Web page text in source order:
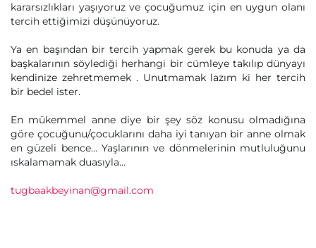
kararsızlıkları yaşıyoruz ve çocuğumuz için en uygun olanı
tercih ettiğimizi düşünüyoruz.
Ya en başından bir tercih yapmak gerek bu konuda ya da
başkalarının söylediği herhangi bir cümleye takılıp dünyayı
kendinize zehretmemek . Unutmamak lazım ki her tercih
bir bedel ister.
En mükemmel anne diye bir şey söz konusu olmadığına
göre çocuğunu/çocuklarını daha iyi tanıyan bir anne olmak
en güzeli bence... Yaşlarının ve dönmelerinin mutluluğunu
ıskalamamak duasıyla...
tugbaakbeyinan@gmail.com